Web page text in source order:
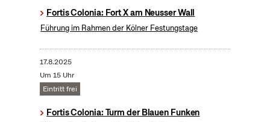
Fortis Colonia: Fort X am Neusser Wall
Führung im Rahmen der Kölner Festungstage
17.8.2025
Um 15 Uhr
Eintritt frei
Fortis Colonia: Turm der Blauen Funken